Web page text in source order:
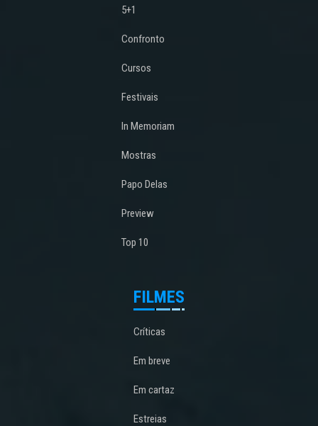
5+1
Confronto
Cursos
Festivais
In Memoriam
Mostras
Papo Delas
Preview
Top 10
FILMES
Críticas
Em breve
Em cartaz
Estreias